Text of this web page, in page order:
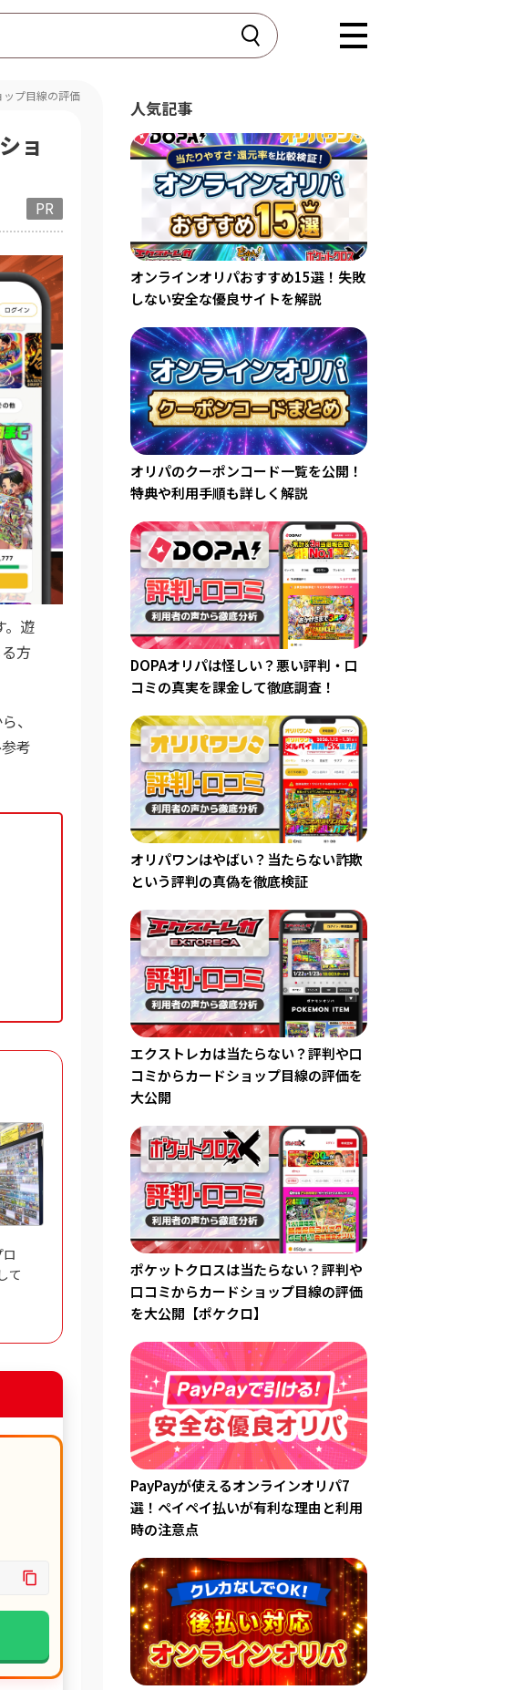
目線の評価を大公開【ORIPAYES】
ョ
PR
。遊
方
、
考
て
人気記事
オンラインオリパおすすめ15選！失敗
しない安全な優良サイトを解説
オリパのクーポンコード一覧を公開！
特典や利用手順も詳しく解説
DOPAオリパは怪しい？悪い評判・口
コミの真実を課金して徹底調査！
オリパワンはやばい？当たらない詐欺
という評判の真偽を徹底検証
エクストレカは当たらない？評判や口
コミからカードショップ目線の評価を
大公開
ポケットクロスは当たらない？評判や
口コミからカードショップ目線の評価
を大公開【ポケクロ】
PayPayが使えるオンラインオリパ7
選！ペイペイ払いが有利な理由と利用
時の注意点